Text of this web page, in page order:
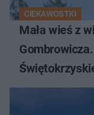
CIEKAWOSTKI
Mała wieś z